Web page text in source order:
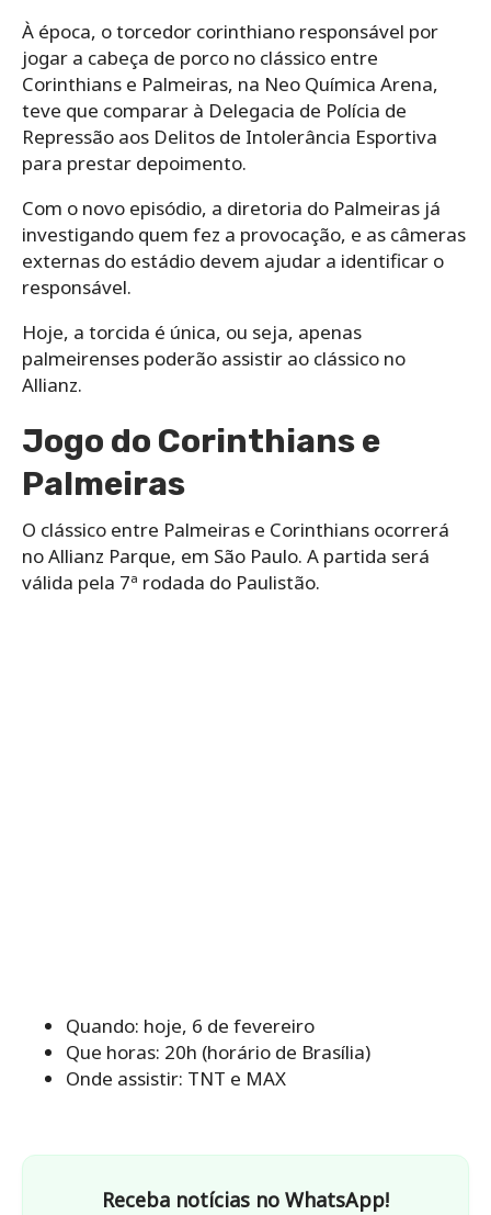
À época, o torcedor corinthiano responsável por
jogar a cabeça de porco no clássico entre
Corinthians e Palmeiras, na Neo Química Arena,
teve que comparar à Delegacia de Polícia de
Repressão aos Delitos de Intolerância Esportiva
para prestar depoimento.
Com o novo episódio, a diretoria do Palmeiras já
investigando quem fez a provocação, e as câmeras
externas do estádio devem ajudar a identificar o
responsável.
Hoje, a torcida é única, ou seja, apenas
palmeirenses poderão assistir ao clássico no
Allianz.
Jogo do Corinthians e
Palmeiras
O clássico entre Palmeiras e Corinthians ocorrerá
no Allianz Parque, em São Paulo. A partida será
válida pela 7ª rodada do Paulistão.
Quando: hoje, 6 de fevereiro
Que horas: 20h (horário de Brasília)
Onde assistir: TNT e MAX
Receba notícias no WhatsApp!